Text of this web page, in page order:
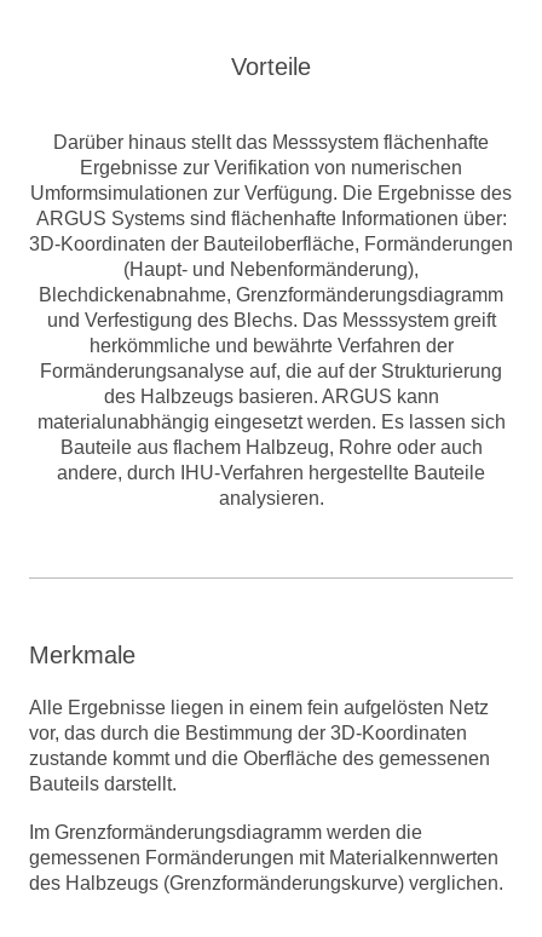
Vorteile
Darüber hinaus stellt das Messsystem flächenhafte
Ergebnisse zur Verifikation von numerischen
Umformsimulationen zur Verfügung. Die Ergebnisse des
ARGUS Systems sind flächenhafte Informationen über:
3D-Koordinaten der Bauteiloberfläche, Formänderungen
(Haupt- und Nebenformänderung),
Blechdickenabnahme, Grenzformänderungsdiagramm
und Verfestigung des Blechs. Das Messsystem greift
herkömmliche und bewährte Verfahren der
Formänderungsanalyse auf, die auf der Strukturierung
des Halbzeugs basieren. ARGUS kann
materialunabhängig eingesetzt werden. Es lassen sich
Bauteile aus flachem Halbzeug, Rohre oder auch
andere, durch IHU-Verfahren hergestellte Bauteile
analysieren.
Merkmale
Alle Ergebnisse liegen in einem fein aufgelösten Netz
vor, das durch die Bestimmung der 3D-Koordinaten
zustande kommt und die Oberfläche des gemessenen
Bauteils darstellt.
Im Grenzformänderungsdiagramm werden die
gemessenen Formänderungen mit Materialkennwerten
des Halbzeugs (Grenzformänderungskurve) verglichen.